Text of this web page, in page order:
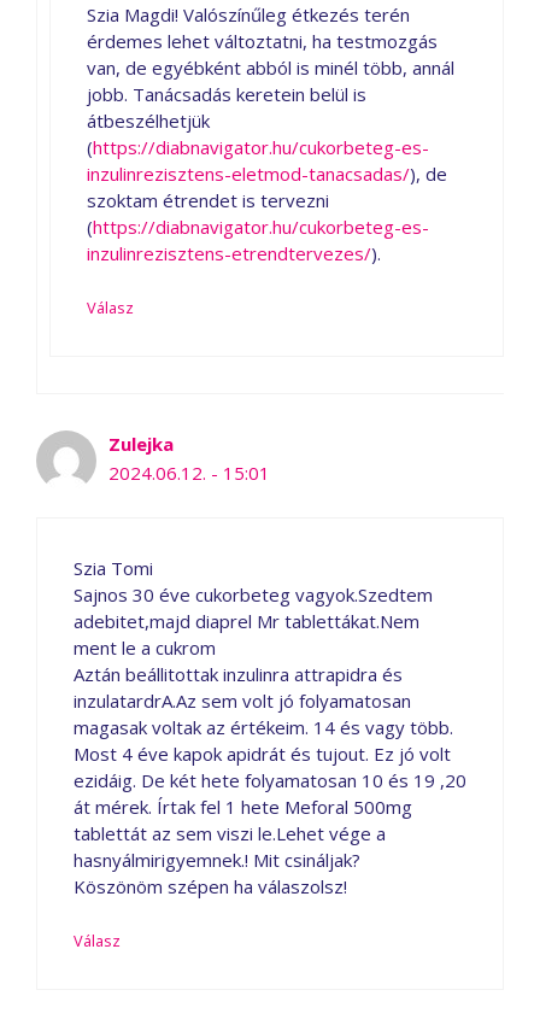
Szia Magdi! Valószínűleg étkezés terén
érdemes lehet változtatni, ha testmozgás
van, de egyébként abból is minél több, annál
jobb. Tanácsadás keretein belül is
átbeszélhetjük
(https://diabnavigator.hu/cukorbeteg-es-
inzulinrezisztens-eletmod-tanacsadas/), de
szoktam étrendet is tervezni
(https://diabnavigator.hu/cukorbeteg-es-
inzulinrezisztens-etrendtervezes/).
Válasz
Zulejka
2024.06.12. - 15:01
Szia Tomi
Sajnos 30 éve cukorbeteg vagyok.Szedtem
adebitet,majd diaprel Mr tablettákat.Nem
ment le a cukrom
Aztán beállitottak inzulinra attrapidra és
inzulatardrA.Az sem volt jó folyamatosan
magasak voltak az értékeim. 14 és vagy több.
Most 4 éve kapok apidrát és tujout. Ez jó volt
ezidáig. De két hete folyamatosan 10 és 19 ,20
át mérek. Írtak fel 1 hete Meforal 500mg
tablettát az sem viszi le.Lehet vége a
hasnyálmirigyemnek.! Mit csináljak?
Köszönöm szépen ha válaszolsz!
Válasz